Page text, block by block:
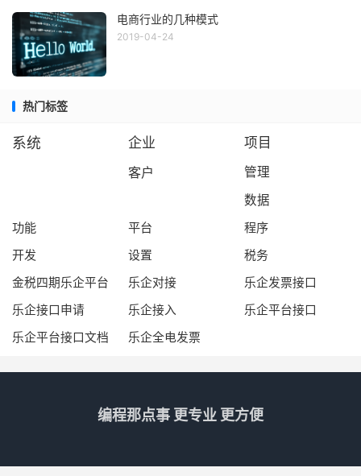
电商行业的几种模式
2019-04-24
热门标签
系统 企业
项目
客户
管理
数据
功能
平台
程序
开发
设置
税务
金税四期乐企平台
乐企对接
乐企发票接口
乐企接口申请
乐企接入
乐企平台接口
乐企平台接口文档
乐企全电发票
编程那点事 更专业 更方便